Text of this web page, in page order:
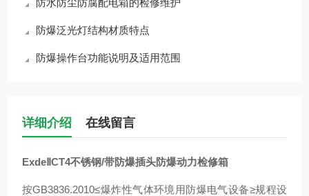
防水防尘防腐配电箱的检修维护
防爆泛光灯结构材质特点
防爆操作台功能说明及适用范围
详细介绍 在线留言
ExdeⅡCT4不锈钢/带防爆插头防爆动力检修箱
按GB3836.2010≤爆炸性气体环境用防爆电气设备≥规程设